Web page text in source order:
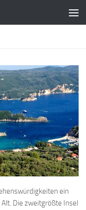
ein
Die zweitgrößte Insel